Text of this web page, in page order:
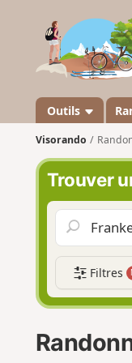
Outils
Visorando
Trouver
Filtres